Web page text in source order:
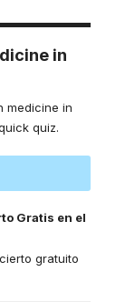
in
medicine in
quiz.
Gratis en el
gratuito